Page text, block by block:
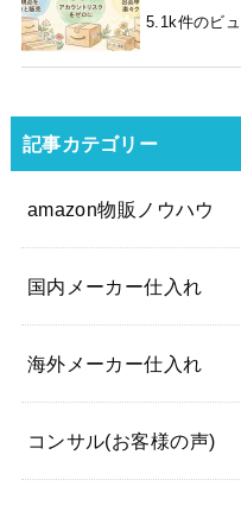
5.1k件のビ
記事カテゴリー
amazon物販ノウハウ
国内メーカー仕入れ
海外メーカー仕入れ
コンサル(お客様の声)